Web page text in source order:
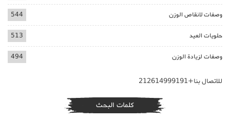
وصفات لانقاص الوزن 544
حلويات العيد 513
وصفات لزيادة الوزن 494
للاتصال بنا+212614999191
كلمات البحث